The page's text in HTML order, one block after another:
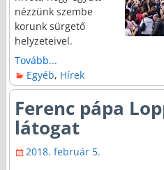
nézzünk szembe
korunk sürgető
helyzeteivel.
Tovább...
Egyéb, Hírek
Ferenc pápa
látogat
2018. február 5.